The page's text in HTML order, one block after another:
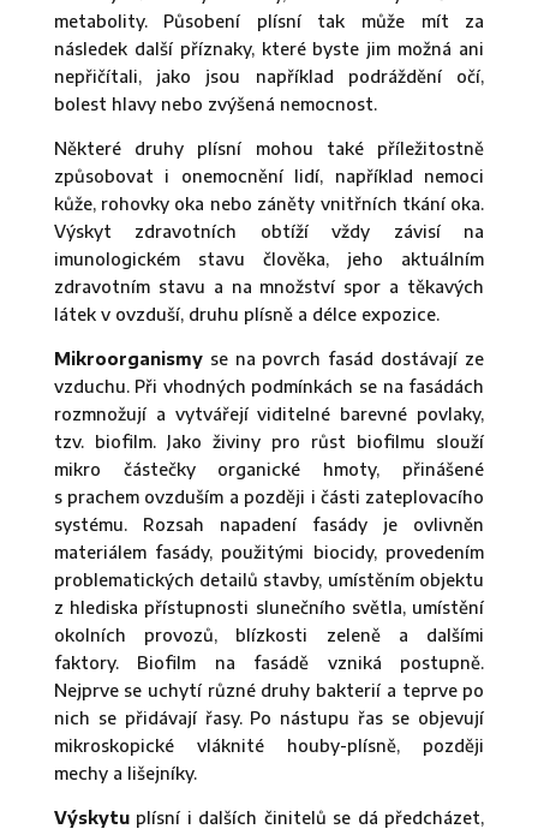
metabolity. Působení plísní tak může mít za
následek další příznaky, které byste jim možná ani
nepřičítali, jako jsou například podráždění očí,
bolest hlavy nebo zvýšená nemocnost.
Některé druhy plísní mohou také příležitostně
způsobovat i onemocnění lidí, například nemoci
kůže, rohovky oka nebo záněty vnitřních tkání oka.
Výskyt zdravotních obtíží vždy závisí na
imunologickém stavu člověka, jeho aktuálním
zdravotním stavu a na množství spor a těkavých
látek v ovzduší, druhu plísně a délce expozice.
Mikroorganismyse na povrch fasád dostávají ze
vzduchu. Při vhodných podmínkách se na fasádách
rozmnožují a vytvářejí viditelné barevné povlaky,
tzv. biofilm. Jako živiny pro růst biofilmu slouží
mikro částečky organické hmoty, přinášené
s prachem ovzduším a později i části zateplovacího
systému. Rozsah napadení fasády je ovlivněn
materiálem fasády, použitými biocidy, provedením
problematických detailů stavby, umístěním objektu
z hlediska přístupnosti slunečního světla, umístění
okolních provozů, blízkosti zeleně a dalšími
faktory. Biofilm na fasádě vzniká postupně.
Nejprve se uchytí různé druhy bakterií a teprve po
nich se přidávají řasy. Po nástupu řas se objevují
mikroskopické vláknité houby-plísně, později
mechy a lišejníky.
Výskytu plísní i dalších činitelů se dá předcházet,